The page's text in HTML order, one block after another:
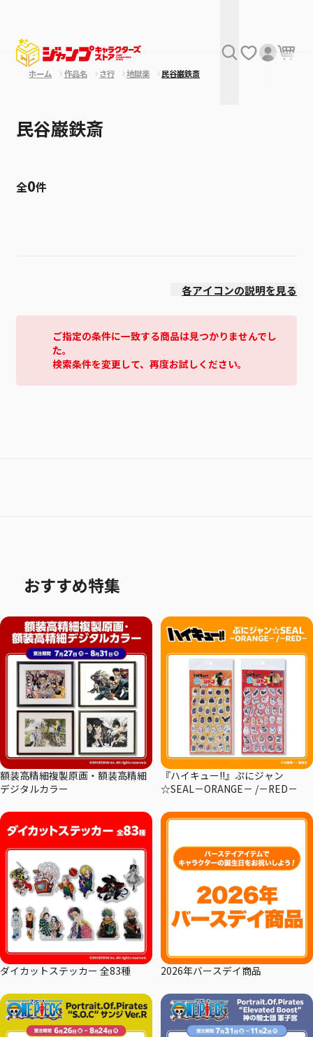
ホーム 作品名 さ行 地獄楽 民谷巌鉄斎
民谷巌鉄斎
全0件
各アイコンの説明を見る
ご指定の条件に一致する商品は見つかりませんでし
た。
検索条件を変更して、再度お試しください。
おすすめ特集
額装高精細複製原画・額装高精細
デジタルカラー
『ハイキュー!!』ぷにジャン
☆SEAL－ORANGE－ /－RED－
ダイカットステッカー 全83種 2026年バースデイ商品